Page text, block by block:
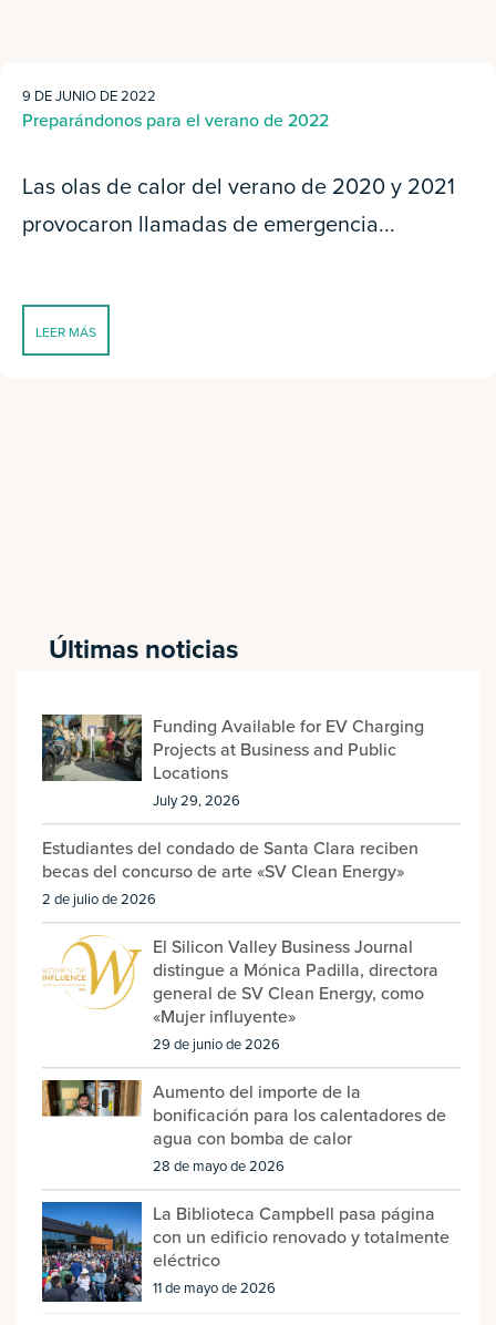
9 DE JUNIO DE 2022
Preparándonos para el verano de 2022
Las olas de calor del verano de 2020 y 2021
provocaron llamadas de emergencia...
LEER MÁS
Últimas noticias
Funding Available for EV Charging
Projects at Business and Public
Locations
July 29, 2026
Estudiantes del condado de Santa Clara reciben
becas del concurso de arte «SV Clean Energy»
2 de julio de 2026
El Silicon Valley Business Journal
distingue a Mónica Padilla, directora
general de SV Clean Energy, como
«Mujer influyente»
29 de junio de 2026
Aumento del importe de la
bonificación para los calentadores de
agua con bomba de calor
28 de mayo de 2026
La Biblioteca Campbell pasa página
con un edificio renovado y totalmente
eléctrico
11 de mayo de 2026